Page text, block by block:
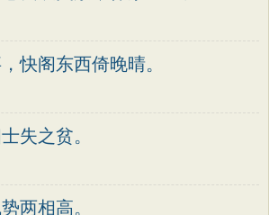
快阁东西倚晚晴。
失之贫。
两相高。